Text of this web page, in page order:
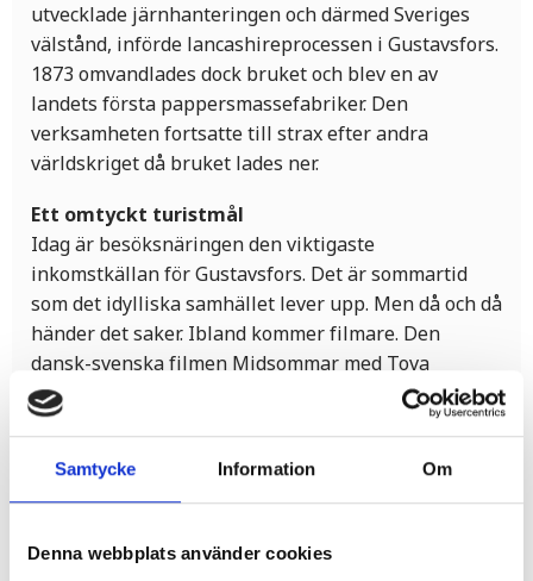
Samtycke Information Om
Denna webbplats använder cookies
utvecklade järnhanteringen och därmed Sveriges
välstånd, införde lancashireprocessen i Gustavsfors.
1873 omvandlades dock bruket och blev en av
landets första pappersmassefabriker. Den
verksamheten fortsatte till strax efter andra
världskriget då bruket lades ner.
Ett omtyckt turistmål
Idag är besöksnäringen den viktigaste
inkomstkällan för Gustavsfors. Det är sommartid
som det idylliska samhället lever upp. Men då och då
händer det saker. Ibland kommer filmare. Den
dansk-svenska filmen Midsommar med Tova
Novotny i en av huvudrollerna, spelades delvis in i
Gustavsfors för att ta ett exempel. Om du kikar över
vackert belägen på en udde alldeles vid vattnet. Där
kan du titta på den gravsten, i form av en trädstam,
som Selma Lagerlöf lät resa till minne av sin syster
Anna som dog, alldeles för ung, på Gustavsfors